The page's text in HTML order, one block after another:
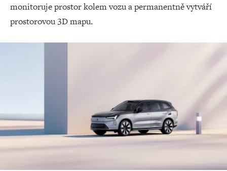
monitoruje prostor kolem vozu a permanentně vytváří
prostorovou 3D mapu.